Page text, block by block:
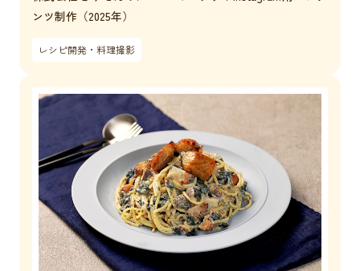
ンツ制作（2025年）
レシピ開発・料理撮影